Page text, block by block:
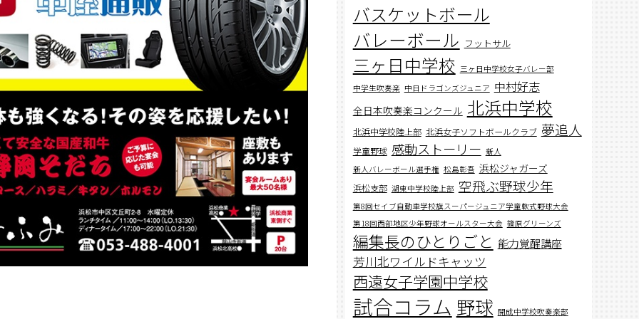
バスケットボール
バレーボール フットサル
三ヶ日中学校 三ヶ日中学校女子バレー部
中学生吹奏楽 中日ドラゴンズジュニア 中村好志
全日本吹奏楽コンクール 北浜中学校
北浜中学校陸上部 北浜女子ソフトボールクラブ 夢追人
学童野球 感動ストーリー 新人
新人バレーボール選手権 松島彰吾 浜松ジャガーズ
浜松支部 湖東中学校陸上部 空飛ぶ野球少年
第8回セイブ自動車学校旗スーパージュニア学童軟式野球大会
第18回西部地区少年野球オールスター大会 篠原グリーンズ
編集長のひとりごと 能力覚醒講座
芳川北ワイルドキャッツ
西遠女子学園中学校
試合コラム 野球 開成中学校吹奏楽部